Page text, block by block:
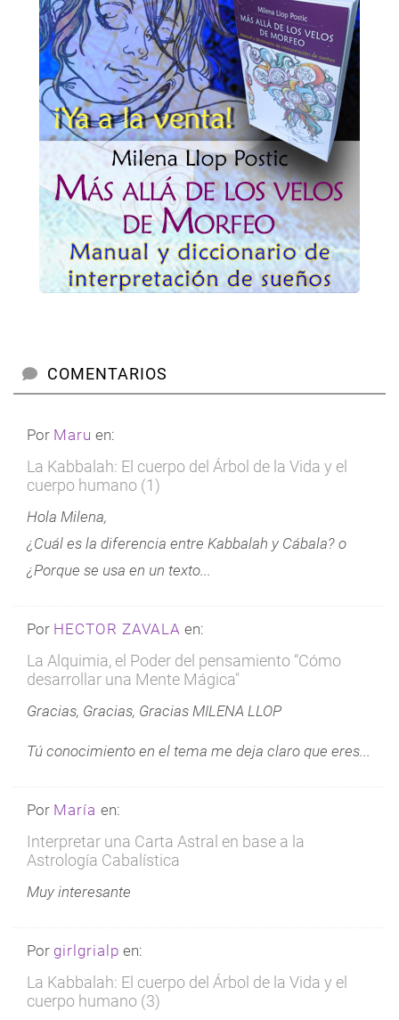
COMENTARIOS
Por Maru en:
La Kabbalah: El cuerpo del Árbol de la Vida y el
cuerpo humano (1)
Hola Milena,
¿Cuál es la diferencia entre Kabbalah y Cábala? o
¿Porque se usa en un texto...
Por HECTOR ZAVALA en:
La Alquimia, el Poder del pensamiento “Cómo
desarrollar una Mente Mágica"
Gracias, Gracias, Gracias MILENA LLOP
Tú conocimiento en el tema me deja claro que eres...
Por María en:
Interpretar una Carta Astral en base a la
Astrología Cabalística
Muy interesante
Por girlgrialp en:
La Kabbalah: El cuerpo del Árbol de la Vida y el
cuerpo humano (3)